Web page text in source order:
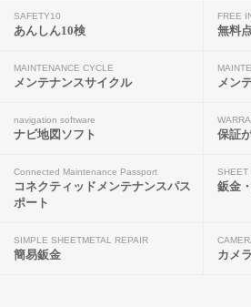
SAFETY10
あんしん10検
FREE
無料
MAINTENANCE CYCLE
メンテナンスサイクル メン
navigation software
ナビ地図ソフト 保証
Connected Maintenance Passport
コネクティッドメンテナンスパス
ポート
SHEET
鈑金
SIMPLE SHEETMETAL REPAIR
簡易鈑金 カメ